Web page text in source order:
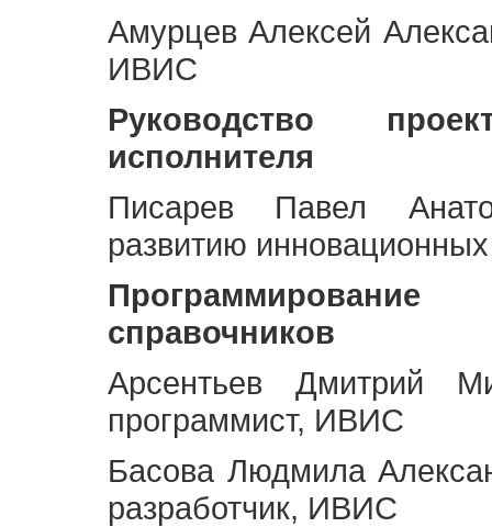
Амурцев Алексей
ИВИС
Руководство
исполнителя
Писарев Павел
развитию
Программирование
справочников
Арсентьев Дмитрий
программист, ИВИС
Басова Людмила
разработчик, ИВИС